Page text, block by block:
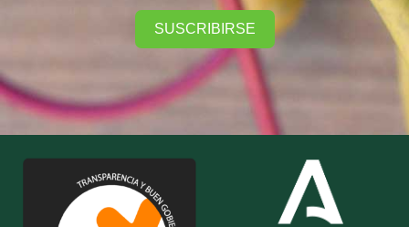
SUSCRIBIRSE